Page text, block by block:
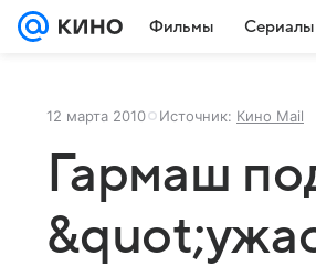
Фильмы Сериалы
12 марта 2010 Источник: Кино Mail
Гармаш